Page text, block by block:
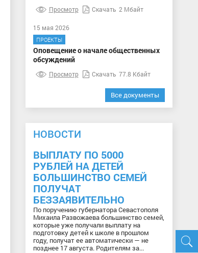
Просмотр Скачать 2 Мбайт
15 мая 2026
ПРОЕКТЫ
Оповещение о начале общественных
обсуждений
Просмотр Скачать 77.8 Кбайт
Все документы
НОВОСТИ
ВЫПЛАТУ ПО 5000
РУБЛЕЙ НА ДЕТЕЙ
БОЛЬШИНСТВО СЕМЕЙ
ПОЛУЧАТ
БЕЗЗАЯВИТЕЛЬНО
По поручению губернатора Севастополя
Михаила Развожаева большинство семей,
которые уже получали выплату на
подготовку детей к школе в прошлом
году, получат ее автоматически — не
позднее 17 августа. Родителям за...